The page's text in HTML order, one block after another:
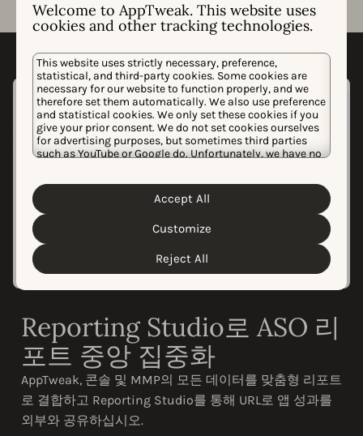
Welcome to AppTweak. This website uses
cookies and other tracking technologies.
This website uses strictly necessary, preference,
statistical, and third-party cookies. Some cookies are
necessary for our website to function properly, and we
therefore set them automatically. We also use preference
and statistical cookies. We only set these cookies if you
give your prior consent. We do not set cookies ourselves
for advertising purposes, but sometimes third parties
such as YouTube or Google do. Unfortunately, we have no
personal data and the different cookies we use, please
Cookie Policy&Privacy Policy
customize your cookie settings and preferences by
clicking the “Customize” button.
Reject All
Customize
Accept All
Reporting Studio로 ASO 리
포트 중앙 집중화
AppTweak, 콘솔 및 MMP의 모든 데이터를 맞춤형 리포트
로 결합하고 Reporting Studio를 통해 URL로 앱 성과를
외부와 공유하십시오.